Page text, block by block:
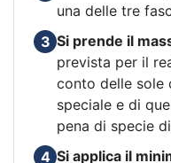
una delle tre
3 Si prende il
prevista per il
conto delle sole
speciale e di
pena di specie
4 Si applica il